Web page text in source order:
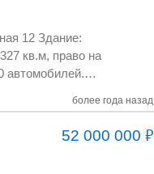
более года назад
кв.м, право на
автомобилей.
52 000 000₽